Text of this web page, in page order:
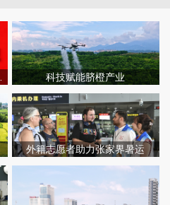
科技赋能脐橙产业
外籍志愿者助力张家界暑运